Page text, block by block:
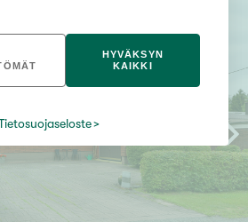
HYVÄKSYN
KAIKKI